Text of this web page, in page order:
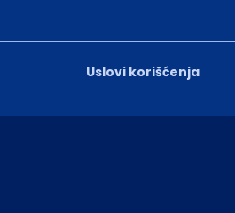
Uslovi korišćenja